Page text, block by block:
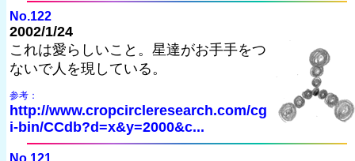
No.122
2002/1/24
これは愛らしいこと。星達がお手手をつ
ないで人を現している。
参考：
http://www.cropcircleresearch.com/cg
i-bin/CCdb?d=x&y=2000&c...
No.121